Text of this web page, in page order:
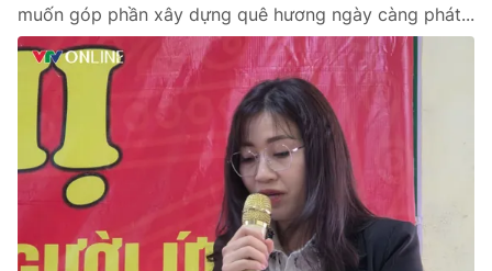
muốn góp phần xây dựng quê hương ngày càng phát...